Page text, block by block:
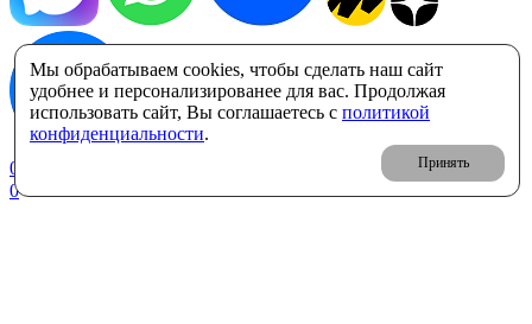
Мы обрабатываем cookies, чтобы сделать наш сайт
удобнее и персонализированее для вас. Продолжая
использовать сайт, Вы соглашаетесь с политикой
конфиденциальности.
Принять
0
0